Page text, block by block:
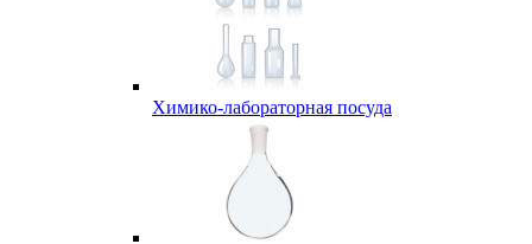
Химико-лабораторная посуда